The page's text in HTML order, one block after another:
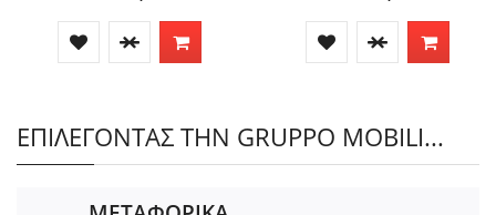
ΕΠΙΛΕΓΟΝΤΑΣ ΤΗΝ GRUPPO MOBILI...